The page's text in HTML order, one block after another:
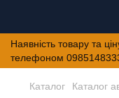
Наявність товару та
телефоном
Каталог Каталог